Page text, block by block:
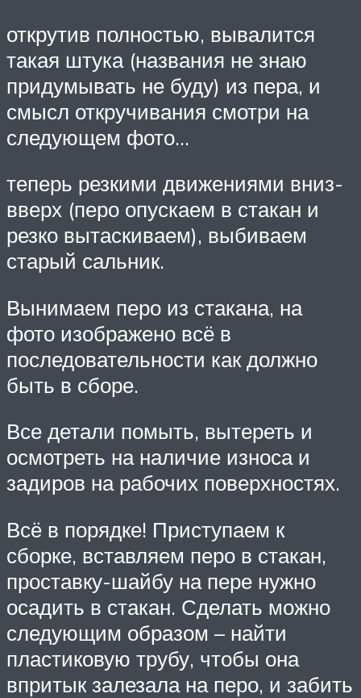
открутив полностью, вывалится
такая штука (названия не знаю
придумывать не буду) из пера, и
смысл откручивания смотри на
следующем фото…
теперь резкими движениями вниз-
вверх (перо опускаем в стакан и
резко вытаскиваем), выбиваем
старый сальник.
Вынимаем перо из стакана, на
фото изображено всё в
последовательности как должно
быть в сборе.
Все детали помыть, вытереть и
осмотреть на наличие износа и
задиров на рабочих поверхностях.
Всё в порядке! Приступаем к
сборке, вставляем перо в стакан,
проставку-шайбу на пере нужно
осадить в стакан. Сделать можно
следующим образом – найти
пластиковую трубу, чтобы она
впритык залезала на перо, и забить